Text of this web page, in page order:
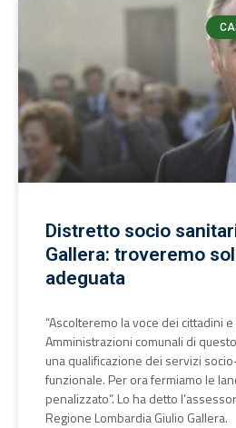
Distretto socio
Gallera: troveremo
adeguata
“Ascolteremo la voce dei cittadini
Amministrazioni comunali di
una qualificazione dei servizi
funzionale. Per ora fermiamo le
penalizzato”. Lo ha detto
Regione Lombardia Giulio Gallera.